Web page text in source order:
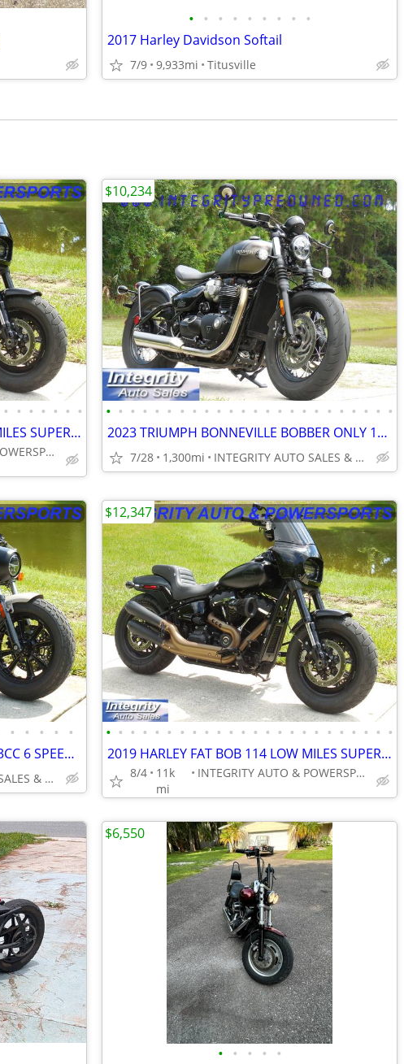
• • • • • • • • •
2017 Harley Davidson Softail
7/9 9,933mi Titusville
• • • • • • •
2019 HARLEY FAT BOB 114 LOW MILES SUPER NICE BIKE NO BS FEES HERE!!!!!
INTEGRITY AUTO & POWERSPORTS
• • • • • • • • • • • • • • • • • • • • • • • •
2023 TRIUMPH BONNEVILLE BOBBER ONLY 1300 ACTUAL MILES LIKE NEW BIKE!!!
7/28 1,300mi INTEGRITY AUTO SALES & POWERSPORTS
$10,234
• • • • •
2023 INDIAN SCOUT BOBBER 1133CC 6 SPEED FLAWLESS BIKE NO BS FEES
INTEGRITY AUTO SALES & POWERSPORTS
• • • • • • • • • • • • • • • • • • • • • • • •
2019 HARLEY FAT BOB 114 LOW MILES SUPER NICE BIKE NO BS FEES HERE!!!!!
8/4
11k
mi
INTEGRITY AUTO & POWERSPORTS
$12,347
• • • • •
$6,550